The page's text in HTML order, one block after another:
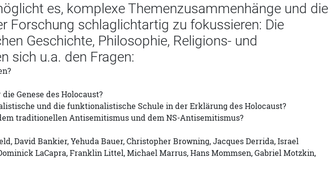
es, komplexe Themenzusammenhänge und die
Forschung schlaglichtartig zu fokussieren: Die
Geschichte, Philosophie, Religions- und
sich u.a. den Fragen:
Genese des Holocaust?
und die funktionalistische Schule in der Erklärung des Holocaust?
traditionellen Antisemitismus und dem NS-Antisemitismus?
David Bankier, Yehuda Bauer, Christopher Browning, Jacques Derrida, Israel
LaCapra, Franklin Littel, Michael Marrus, Hans Mommsen, Gabriel Motzkin,